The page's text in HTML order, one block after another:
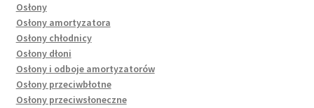
Osłony
Osłony amortyzatora
Osłony chłodnicy
Osłony dłoni
Osłony i odboje amortyzatorów
Osłony przeciwbłotne
Osłony przeciwsłoneczne